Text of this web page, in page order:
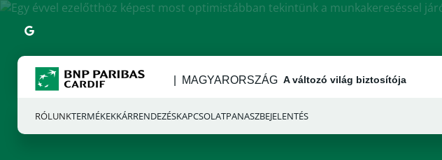
GOOGLE
MAGYARORSZÁG A változó világ biztosítója
RÓLUNKTERMÉKEKKÁRRENDEZÉSKAPCSOLATPANASZBEJELENTÉS